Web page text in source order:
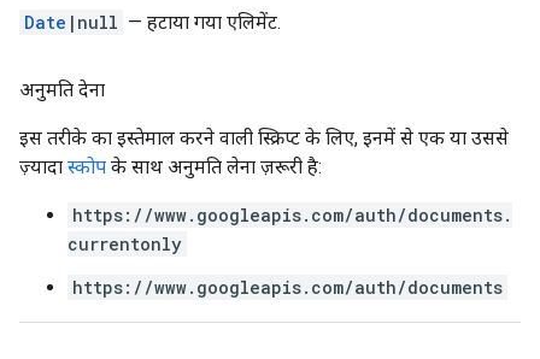
Date |null — हटाया गया एलिमेंट.
अनुमति देना
इस तरीके का इस्तेमाल करने वाली स्क्रिप्ट के लिए, इनमें से एक या उससे
ज़्यादा स्कोप के साथ अनुमति लेना ज़रूरी है:
https://www.googleapis.com/auth/documents.
currentonly
https://www.googleapis.com/auth/documents